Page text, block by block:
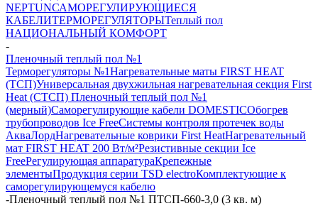
NEPTUNСАМОРЕГУЛИРУЮЩИЕСЯ
КАБЕЛИТЕРМОРЕГУЛЯТОРЫТеплый пол
НАЦИОНАЛЬНЫЙ КОМФОРТ
-
Пленочный теплый пол №1
Терморегуляторы №1Нагревательные маты FIRST HEAT
(ТСП)Универсальная двухжильная нагревательная секция First
Heat (СТСП) Пленочный теплый пол №1
(мерный)Саморегулирующие кабели DOMESTICОбогрев
трубопроводов Ice FreeСистемы контроля протечек воды
АкваЛордНагревательные коврики First HeatНагревательный
мат FIRST HEAT 200 Вт/м²Резистивные секции Ice
FreeРегулирующая аппаратураКрепежные
элементыПродукция серии TSD electroКомплектующие к
саморегулирующемуся кабелю
-Пленочный теплый пол №1 ПТСП-660-3,0 (3 кв. м)